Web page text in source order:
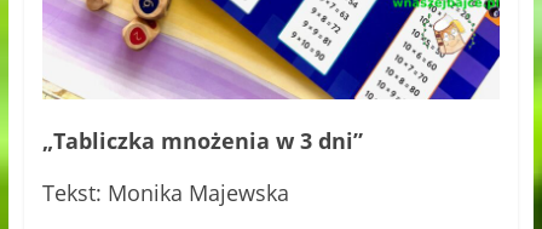
„Tabliczka mnożenia w 3 dni”
Tekst: Monika Majewska